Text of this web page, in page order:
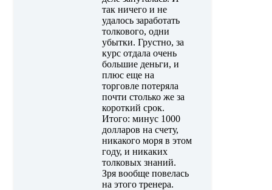
так ничего и не
удалось заработать
толкового, одни
убытки. Грустно, за
курс отдала очень
большие деньги, и
плюс еще на
торговле потеряла
почти столько же за
короткий срок.
Итого: минус 1000
долларов на счету,
никакого моря в этом
году, и никаких
толковых знаний.
Зря вообще повелась
на этого тренера.